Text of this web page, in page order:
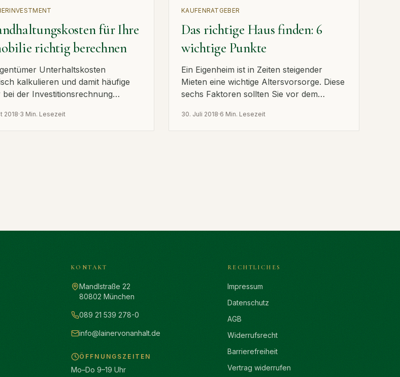
INVESTMENT
für Ihre
richtig berechnen
Unterhaltskosten
kalkulieren und damit häufige
bei der Investitionsrechnung
2018·3 Min. Lesezeit
KAUFENRATGEBER
Das richtige Haus finden: 6
wichtige Punkte
Ein Eigenheim ist in Zeiten steigender
Mieten eine wichtige Altersvorsorge. Diese
sechs Faktoren sollten Sie vor dem
30. Juli 2018·6 Min. Lesezeit
KONTAKT
Mandlstraße 22
80802 München
089 21 539 278-0
info@lainervonanhalt.de
ÖFFNUNGSZEITEN
Mo–Do 9–19 Uhr
RECHTLICHES
Impressum
Datenschutz
AGB
Widerrufsrecht
Barrierefreiheit
Vertrag widerrufen